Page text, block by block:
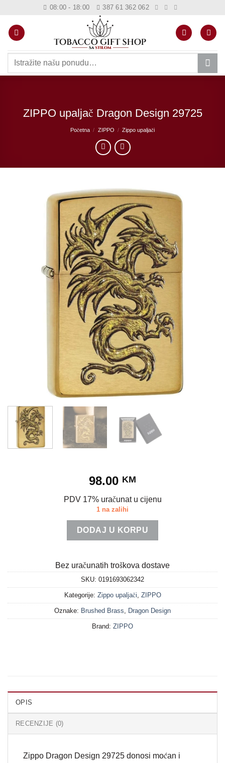
content
08:00 - 18:00 387 61 362 062
Pretraži:
ZIPPO upaljač Dragon Design 29725
Početna / ZIPPO / Zippo upaljači
98.00 KM
PDV 17% uračunat u cijenu
1 na zalihi
DODAJ U KORPU
Bez uračunatih troškova dostave
SKU: 0191693062342
Kategorije: Zippo upaljači ZIPPO
Oznake: Brushed Brass Dragon Design
Brand: ZIPPO
OPIS
RECENZIJE (0)
Zippo Dragon Design 29725 donosi moćan i